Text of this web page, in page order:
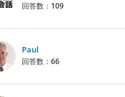
回答数： 109
Paul
回答数： 66